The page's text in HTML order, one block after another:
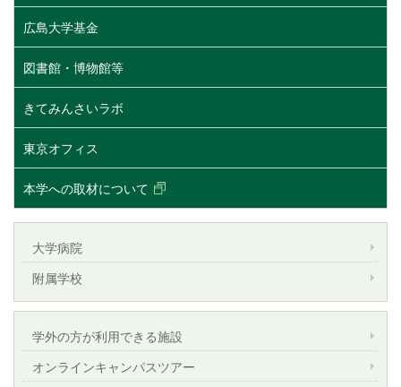
広島大学基金
図書館・博物館等
きてみんさいラボ
東京オフィス
本学への取材について
大学病院
附属学校
学外の方が利用できる施設
オンラインキャンパスツアー